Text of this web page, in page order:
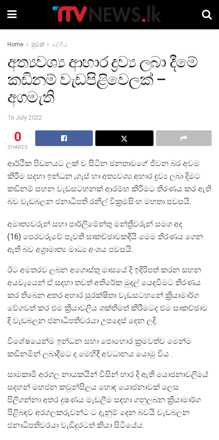
Home පුවත් දේශීය
අත්‍යවශ්‍ය ආහාර ද්‍රව්‍ය ලබා දීමේ
කඩිනම් වැඩපිළිවෙලක් –
අගමැති
16 July 2022
0
SHARES
ආර්ථික පිඩනයට ලක් ව සිටින ජනතාවගේ ජිවන බර අවම
කිරීම සදහා ඉන්ධන ,ගැස් හා අත්‍යවශ්‍ය අහාර ද්‍රව්‍ය ලබා දිමට
කඩිනම් සහන වැඩසටහනක් ආරම්භ කිරිමට තීරණය කර ඇති
බව වැඩබලන ජනාධිපති රනිල් වික්‍රමසිංහ මහතා පවසයි.
අමාත්‍යවරුන් සහා පාර්ලිමේන්තු මන්ත්‍රීවරුන් සමග අද
(16) පෙරවරුවේ පැවති සාකච්ඡාවකදීයි මෙම තිරණය ගෙන
ඇති බව අග්‍රාමාත්‍ය මාධ්‍ය අංශය පවසයි.
ඊට අමතරව ලබන අගොස්තු මාසයේ දි ඉදිරිපත් කරන සහන
අයවැයෙන් ඒ සදහා තවත් අතිරේක මුදල් යෙදවීමට තිරණය
කර තිබෙන අතර අහාර සුරක්ෂිතා වැඩසටහනේ ක්‍රියාමාර්ග
වේගවත් කර එම ක්‍රියාවලිය ශක්තිමත් කිරීමටද එම සාකච්ඡාව
දි වැඩබලන ජනාධිපතිවරයා උපදෙස් දෙන ලදි.
විශේෂයෙන්ම ඉන්ධන සහා පොහොර ක්‍රමවත්ව මෙන්ම
කඩිනමින් ලබාදීමට ද මෙහිදී අවධානය යොමු විය .
සාමකාමී අරගල නායකයින් විසින් භාර දි ඇති යොජනාවලියේ
සදහන් මහජන කවුන්සිලය ⁣හොඳ යොජනාවක් ලෙස
පිලිගන්නා අතර දුෂණය මැඩලීම සඳහා ගනුලබන ක්‍රියාමාර්ග
පිළිබඳව අරගලකරුවන්ට ට දැනුම් දෙන බවයි වැඩබලන
ජනාධිපතිවරයා වැඩිදුරටත් කියා සිටියේය.